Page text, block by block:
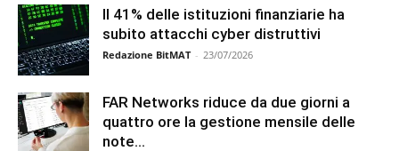
Il 41% delle istituzioni finanziarie ha
subito attacchi cyber distruttivi
Redazione BitMAT - 23/07/2026
FAR Networks riduce da due giorni a
quattro ore la gestione mensile delle
note...